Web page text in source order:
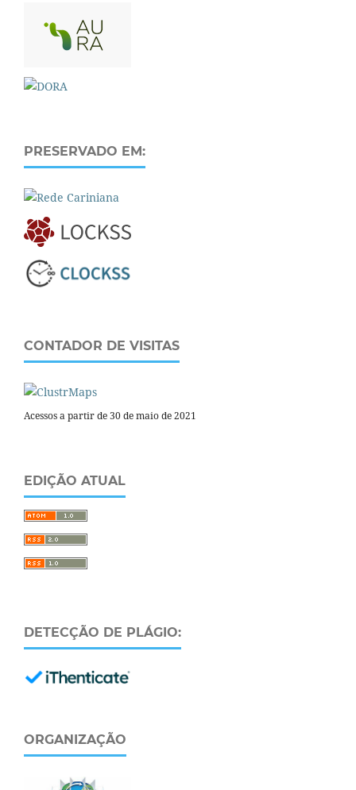
PRESERVADO EM:
CONTADOR DE VISITAS
Acessos a partir de 30 de maio de 2021
EDIÇÃO ATUAL
DETECÇÃO DE PLÁGIO:
ORGANIZAÇÃO